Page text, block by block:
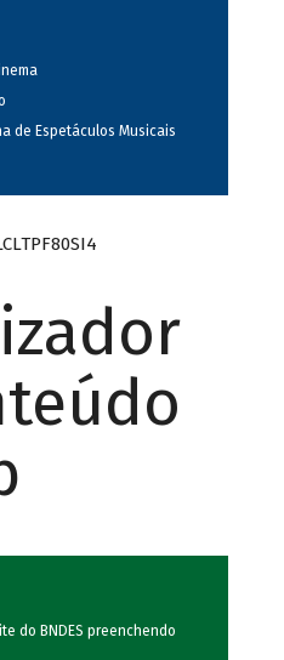
de Espetáculos Musicais
do BNDES preenchendo